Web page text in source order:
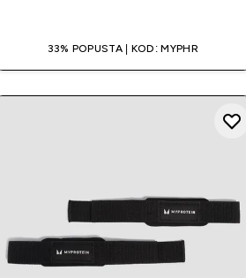
33% POPUSTA | KOD: MYPHR